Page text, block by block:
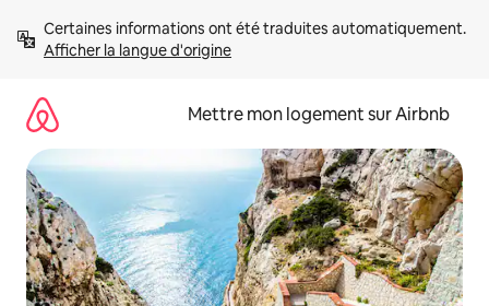
directement
Afficher la langue d'origine
Mettre mon logement sur Airbnb